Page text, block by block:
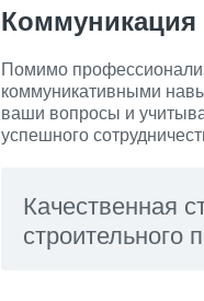
Помимо
коммуникативными
ваши вопросы и
успешного
Качественная
строительного